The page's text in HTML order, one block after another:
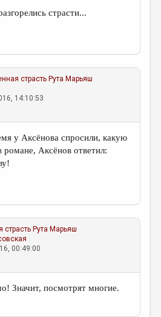
страсти...
страсть Рута Марьяш
14:10:53
у Аксёнова спросили, какую
романе, Аксёнов ответил:
страсть Рута Марьяш
00:49:00
Значит, посмотрят многие.